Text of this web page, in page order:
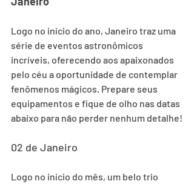
Logo no início do ano, Janeiro traz uma
série de eventos astronômicos
incríveis, oferecendo aos apaixonados
pelo céu a oportunidade de contemplar
fenômenos mágicos. Prepare seus
equipamentos e fique de olho nas datas
abaixo para não perder nenhum detalhe!
02 de Janeiro
Logo no início do mês, um belo trio